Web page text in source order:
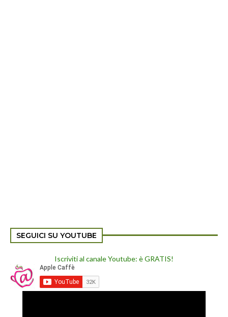
SEGUICI SU YOUTUBE
Iscriviti al canale Youtube: è GRATIS!